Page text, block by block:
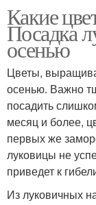
Какие
Посадка
осенью
Цветы,
осенью. Важно
посадить
месяц и более,
первых же
луковицы не
приведет к
Из луковичных